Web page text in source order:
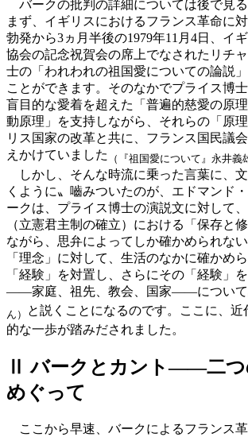
バークの批判の詳細については後で見る
まず、イギリスにおけるフランス革命に
勃発から3ヵ月半後の1979年11月4日、イ
協会の記念祝賀会の席上でなされたリチ
士の「われわれの祖国愛についての論説
ことができます。そのなかでプライス博
盲目的な愛着を超えた「普遍的慈愛の原
動原理」を支持しながら、それらの「原
リス国家の改革と共に、フランス国民議
えかけていました
（『祖国愛について』永井義
しかし、そんな時流に乗った言葉に、文
くように〟嚙みついたのが、エドマンド
ークは、プライス博士の演説文に対して
（立憲君主制の確立）における「保存と
ながら、思弁によってしか確かめられな
「理念」に対して、生活のなかに確かめ
「経験」を対置し、さらにその「経験」
——家庭、祖先、教会、国家——について
ん）
と説くことになるのです。ここに、近
的な一歩が踏みだされました。
Ⅱ バークとカント——二つ
めぐって
ここから早速、バークによるフランス